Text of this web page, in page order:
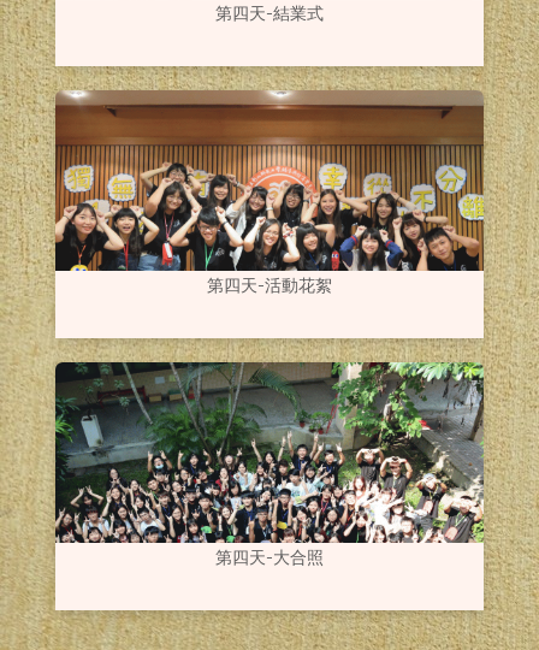
第四天-結業式
第四天-活動花絮
第四天-大合照